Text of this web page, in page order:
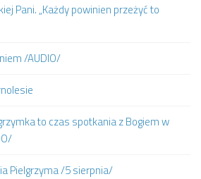
Pani. „Każdy powinien przeżyć to
/AUDIO/
to czas spotkania z Bogiem w
Pielgrzyma /5 sierpnia/